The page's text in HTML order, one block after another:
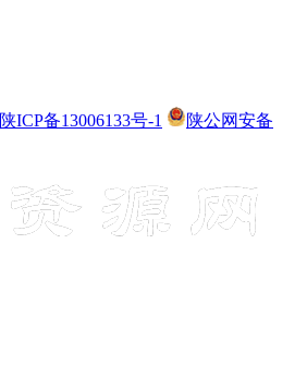
陕ICP备13006133号-1
陕公网安备